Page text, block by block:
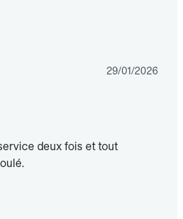
29/01/2026
deux fois et tout